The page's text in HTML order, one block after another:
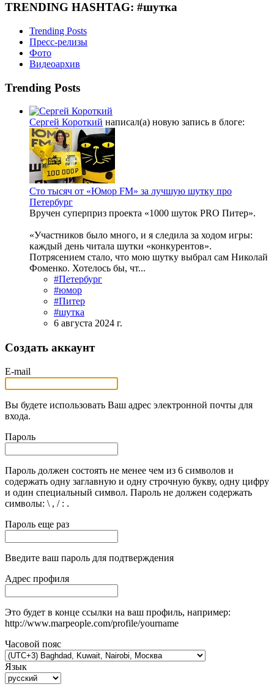
TRENDING HASHTAG: #шутка
Trending Posts
Пресс-релизы
Фото
Видеоархив
Trending Posts
Сергей Короткий написал(а) новую запись в блоге:
Сто тысяч от «Юмор FM» за лучшую шутку про
Петербург
Вручен суперприз проекта «1000 шуток PRO Питер».
«Участников было много, и я следила за ходом игры:
каждый день читала шутки «конкурентов».
Потрясением стало, что мою шутку выбрал сам Николай
Фоменко. Хотелось бы, чт...
#Петербург
#юмор
#Питер
#шутка
6 августа 2024 г.
Создать аккаунт
E-mail
Вы будете использовать Ваш адрес электронной почты для
входа.
Пароль
Пароль должен состоять не менее чем из 6 символов и
содержать одну заглавную и одну строчную букву, одну цифру
и один специальный символ. Пароль не должен содержать
символы: \ , / : .
Пароль еще раз
Введите ваш пароль для подтверждения
Адрес профиля
Это будет в конце ссылки на ваш профиль, например:
http://www.marpeople.com/profile/yourname
Часовой пояс
Язык